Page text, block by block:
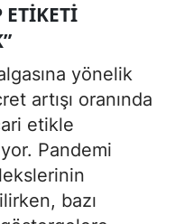
ETIKETI
yönelik
artışı oranında
etikle
Pandemi
bazı